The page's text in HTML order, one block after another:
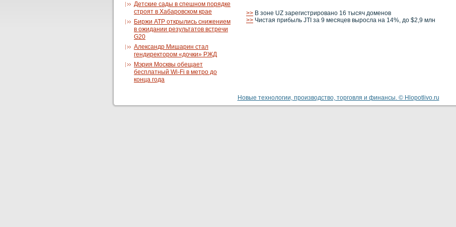
Детские сады в спешном порядке
строят в Хабаровском крае
Биржи АТР открылись снижением
в ожидании результатов встречи
G20
Александр Мишарин стал
гендиректором «дочки» РЖД
Мэрия Москвы обещает
бесплатный Wi-Fi в метро до
конца года
>> В зоне UZ зарегистрировано 16 тысяч доменов
>> Чистая прибыль JTI за 9 месяцев выросла на 14%, до $2,9 млн
Новые технологии, производство, торговля и финансы. © Hlopotlivo.ru